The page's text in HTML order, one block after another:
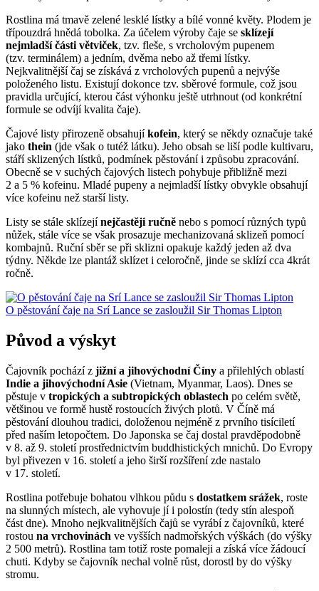
Rostlina má tmavě zelené lesklé lístky a bílé vonné květy. Plodem je
třípouzdrá hnědá tobolka. Za účelem výroby čaje se sklízejí
nejmladší části větviček, tzv. fleše, s vrcholovým pupenem
(tzv. terminálem) a jedním, dvěma nebo až třemi lístky.
Nejkvalitnější čaj se získává z vrcholových pupenů a nejvýše
položeného listu. Existují dokonce tzv. sběrové formule, což jsou
pravidla určující, kterou část výhonku ještě utrhnout (od konkrétní
formule se odvíjí kvalita čaje).
Čajové listy přirozeně obsahujíkofein, který se někdy označuje také
jako thein (jde však o tutéž látku). Jeho obsah se liší podle kultivaru,
stáří sklizených lístků, podmínek pěstování i způsobu zpracování.
Obecně se v suchých čajových listech pohybuje přibližně mezi
2 a 5 % kofeinu. Mladé pupeny a nejmladší lístky obvykle obsahují
více kofeinu než starší listy.
Listy se stále sklízejínejčastěji ručně nebo s pomocí různých typů
nůžek, stále více se však prosazuje mechanizovaná sklizeň pomocí
kombajnů. Ruční sběr se při sklizni opakuje každý jeden až dva
týdny. Někde lze plantáž sklízet i celoročně, jinde se sklízí cca 4krát
ročně.
O pěstování čaje na Srí Lance se zasloužil Sir Thomas Lipton
Původ a výskyt
Čajovník pochází z jižní a jihovýchodní Číny a přilehlých oblastí
Indie a jihovýchodní Asie (Vietnam, Myanmar, Laos). Dnes se
pěstuje v tropických a subtropických oblastech po celém světě,
většinou ve formě hustě rostoucích živých plotů. V Číně má
pěstování dlouhou tradici, doloženou nejméně z prvního tisíciletí
před naším letopočtem. Do Japonska se čaj dostal pravděpodobně
v 8. až 9. století prostřednictvím buddhistických mnichů. Do Evropy
byl přivezen v 16. století a jeho širší rozšíření zde nastalo
v 17. století.
Rostlina potřebuje bohatou vlhkou půdu s dostatkem srážek, roste
na slunných místech, ale vyhovuje jí i polostín (tedy stín alespoň
část dne). Mnoho nejkvalitnějších čajů se vyrábí z čajovníků, které
rostou na vrchovinách ve vyšších nadmořských výškách (do výšky
2 500 metrů). Rostlina tam totiž roste pomaleji a získá více žádoucí
chuti. Kdyby se čajovník nechal volně růst, dorostl by do výšky
stromu.